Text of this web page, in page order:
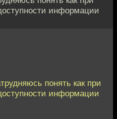
информации
понять как при
информации